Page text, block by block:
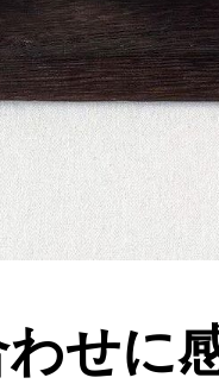
せに